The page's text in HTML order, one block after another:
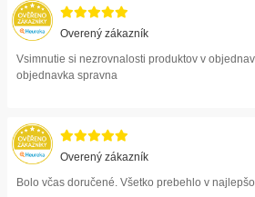
Overený zákazník
Vsimnutie si nezrovnalosti produktov v
objednavka spravna
Overený zákazník
Bolo včas doručené. Všetko prebehlo v